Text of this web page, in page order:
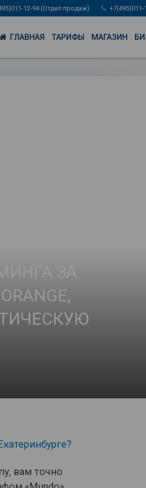
12-94 (Отдел продаж)
ГЛАВНАЯ ТАРИФЫ МАГАЗИН
вам точно